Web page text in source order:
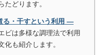
たどります。
る・干すという利用 ―
ビは多様な調理法で利用
化も紹介します。